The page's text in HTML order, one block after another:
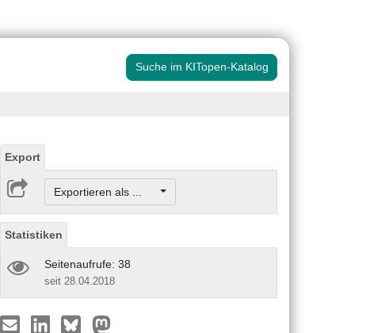
Suche im KITopen-Katalog
Export
Exportieren als ...
Statistiken
Seitenaufrufe: 38
seit 28.04.2018